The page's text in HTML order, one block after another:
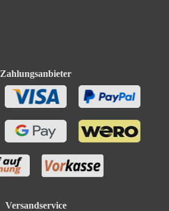
Zahlungsanbieter
Versandservice